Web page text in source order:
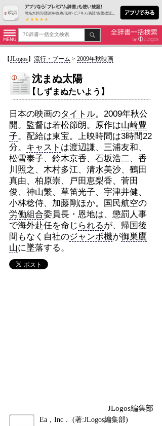
【JLogos】 流行・ブーム > 2009年秋映画
沈まぬ太陽
【しずまぬたいよう】
日本の映画のタイトル。2009年秋公
開。監督は若松節朗。原作は山崎豊
子。配給は東宝。上映時間は3時間22
分。 キャスト は渡辺謙、三浦友和、
松雪泰子、鈴木京香、石坂浩二、香
川照之、木村多江、清水美沙、鶴田
真由、柏原崇、戸田恵梨香、菅田
俊、神山繁、草笛光子、宇津井健、
小林稔侍、加藤剛ほか。国民航空の
労働組合委員長・恩地は、懲罰人事
で海外赴任を命じ られるが、帰国後
間もなく自社のジャンボ機が御巣鷹
山に墜落する。
JLogos編集部
Ea，Inc． (著:JLogos編集部)